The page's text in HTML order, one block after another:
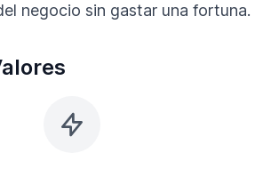
negocio sin gastar una fortuna.